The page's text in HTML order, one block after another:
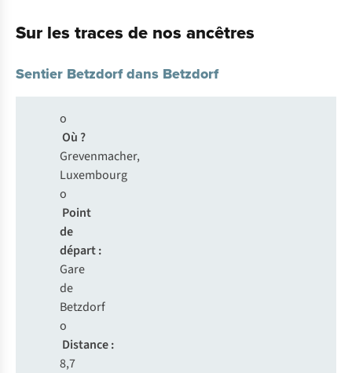
Sur les traces de nos ancêtres
Sentier Betzdorf dans Betzdorf
o
Où ?
Grevenmacher,
Luxembourg
o
Point
de
départ :
Gare
de
Betzdorf
o
Distance :
8,7